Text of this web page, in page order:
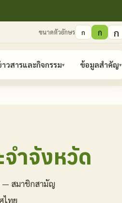
ขนาดตัวอักษร ก ก ก
วสารและกิจกรรม▾ ข้อมูลสำคัญ▾
ำจังหวัด
— สมาชิกสามัญ
ไทย